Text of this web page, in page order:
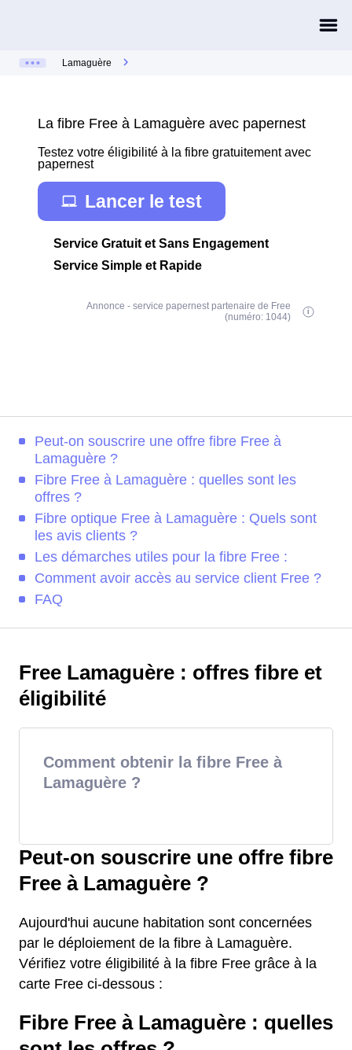
Lamaguère
La fibre Free à Lamaguère avec papernest
Testez votre éligibilité à la fibre gratuitement avec
papernest
Lancer le test
Service Gratuit et Sans Engagement
Service Simple et Rapide
Annonce - service papernest partenaire de Free
(numéro: 1044)
Peut-on souscrire une offre fibre Free à
Lamaguère ?
Fibre Free à Lamaguère : quelles sont les
offres ?
Fibre optique Free à Lamaguère : Quels sont
les avis clients ?
Les démarches utiles pour la fibre Free :
Comment avoir accès au service client Free ?
FAQ
Free Lamaguère : offres fibre et
éligibilité
Comment obtenir la fibre Free à
Lamaguère ?
Peut-on souscrire une offre fibre
Free à Lamaguère ?
Aujourd'hui aucune habitation sont concernées
par le déploiement de la fibre à Lamaguère.
Vérifiez votre éligibilité à la fibre Free grâce à la
carte Free ci-dessous :
Fibre Free à Lamaguère : quelles